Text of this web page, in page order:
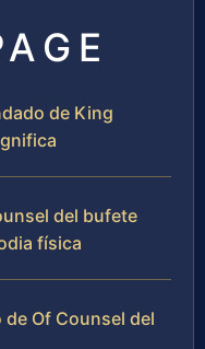
de King
del bufete
física
de Of Counsel del